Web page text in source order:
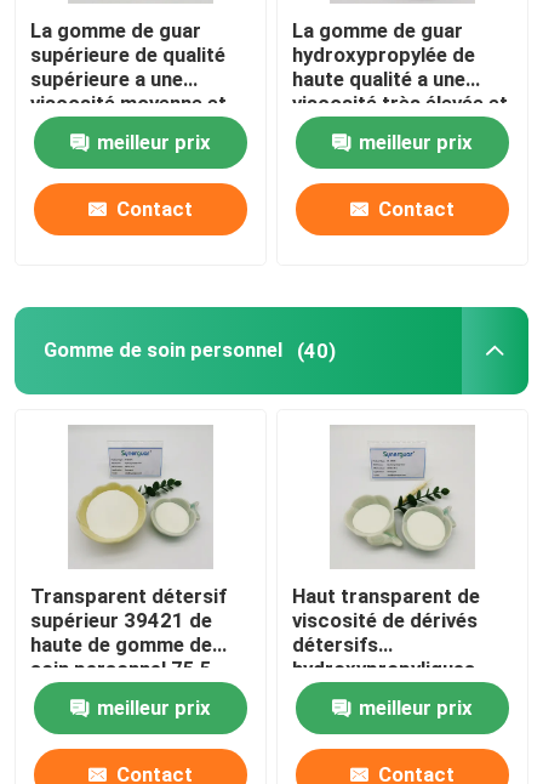
Produits
Vidéos
À propos de nous
Visite de l'usine
Contrôle qualité
La gomme de guar
supérieure de qualité
supérieure a une
viscosité moyenne et
une transparence
élevée pour les soins
personnels.
meilleur prix
Contact
La gomme de guar
hydroxypropylée de
haute qualité a une
viscosité très élevée et
un degré moyen de
substitution pour les
soins personnels.
meilleur prix
Contact
Gomme de soin personnel (40)
Transparent détersif
supérieur 39421 de
haute de gomme de
soin personnel 75 5
meilleur prix
Contact
Haut transparent de
viscosité de dérivés
détersifs
hydroxypropyliques
supérieurs moyens de
guar
meilleur prix
Contact